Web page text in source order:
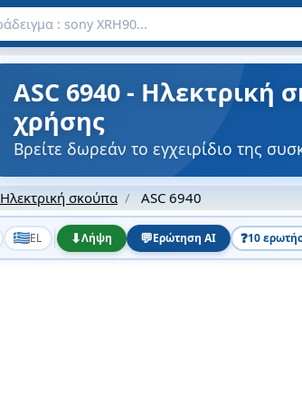
ASC 6940 - Ηλεκτρική
χρήσης
Βρείτε δωρεάν το εγχειρίδιο της
Ηλεκτρική σκούπα ASC 6940
EL ⬇Λήψη 💬Ερώτηση AI ❓10